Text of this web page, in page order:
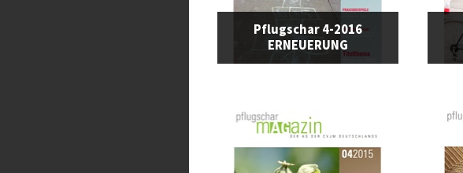
Pflugschar 4-2016
ERNEUERUNG